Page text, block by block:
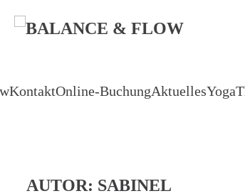
KontaktOnline-BuchungAktuellesYoga
AUTOR: SABINEL